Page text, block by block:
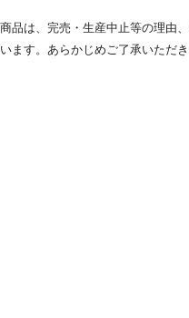
品は、完売・生産中止等の理由
ます。あらかじめご了承いただ